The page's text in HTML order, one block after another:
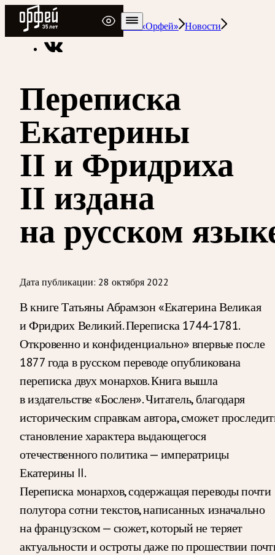
Радио Орфей
Радио классической музыки «Орфей» Новости
Переписка
Екатерины
II и Фридриха
II издана
на русском
Дата публикации: 28 октября 2022
В книге Татьяны Абрамзон «Екатерина Великая
и Фридрих Великий. Переписка 1744-1781.
Откровенно и конфиденциально» впервые после
1877 года в русском переводе опубликована
переписка двух монархов. Книга вышла
в издательстве «Бослен». Читатель, благодаря
историческим справкам автора, сможет
становление характера выдающегося
отечественного политика — императрицы
Екатерины II.
Переписка монархов, содержащая переводы почти
полутора сотни текстов, написанных изначально
на французском — сюжет, который не теряет
актуальности и остроты даже по прошествии